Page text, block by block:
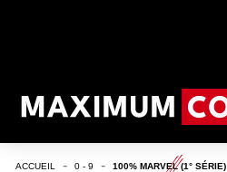
ACCUEIL 0 - 9 100% MARVEL (1° SÉRIE)